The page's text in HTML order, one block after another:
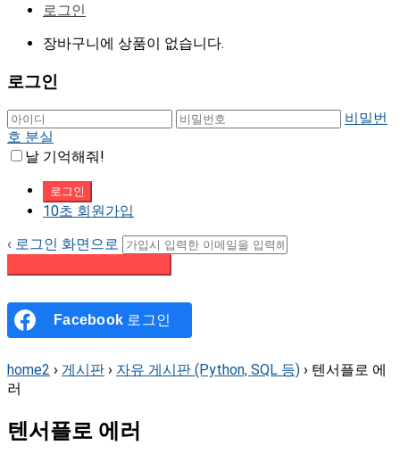
로그인
장바구니에 상품이 없습니다.
로그인
비밀번
호 분실
날 기억해줘!
10초 회원가입
‹ 로그인 화면으로
Facebook 로그인
home2 › 게시판 › 자유 게시판 (Python, SQL 등) › 텐서플로 에
러
텐서플로 에러